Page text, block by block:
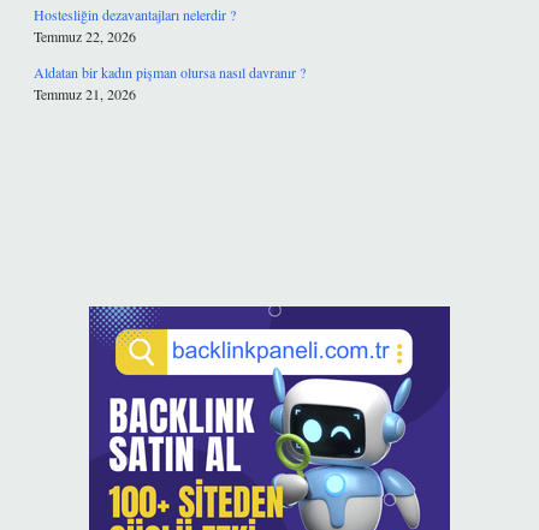
Hostesliğin dezavantajları nelerdir ?
Temmuz 22, 2026
Aldatan bir kadın pişman olursa nasıl davranır ?
Temmuz 21, 2026